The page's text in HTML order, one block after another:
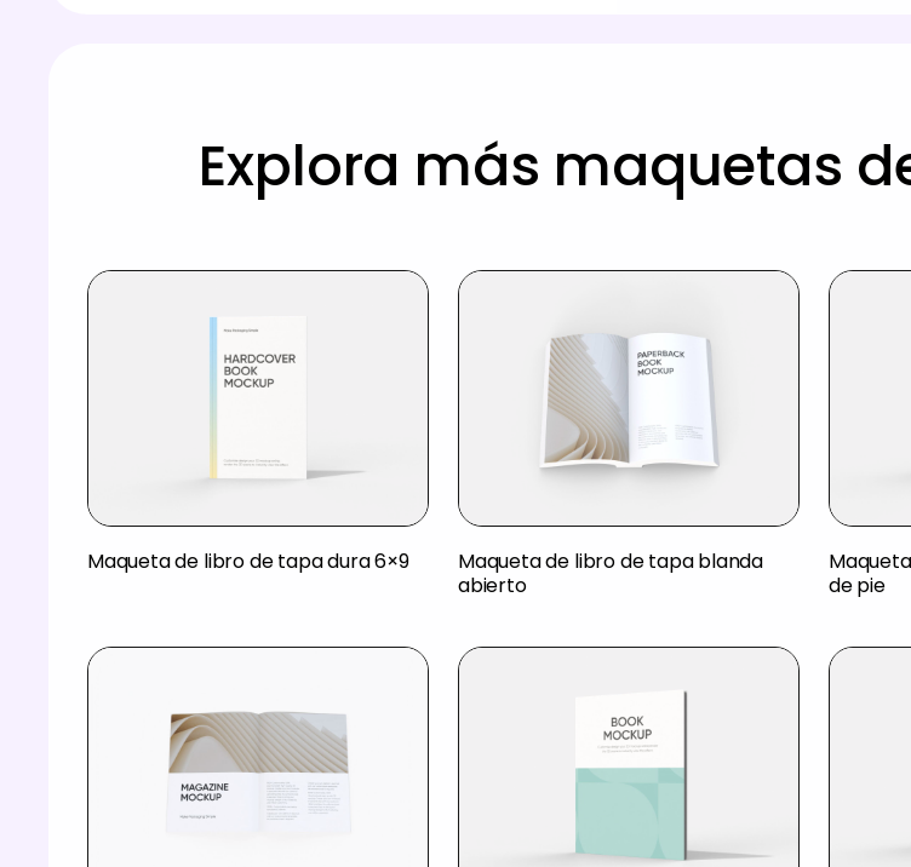
Explora más maquetas
Maqueta de libro de tapa dura 6×9
Maqueta de libro de tapa blanda
abierto
de pie